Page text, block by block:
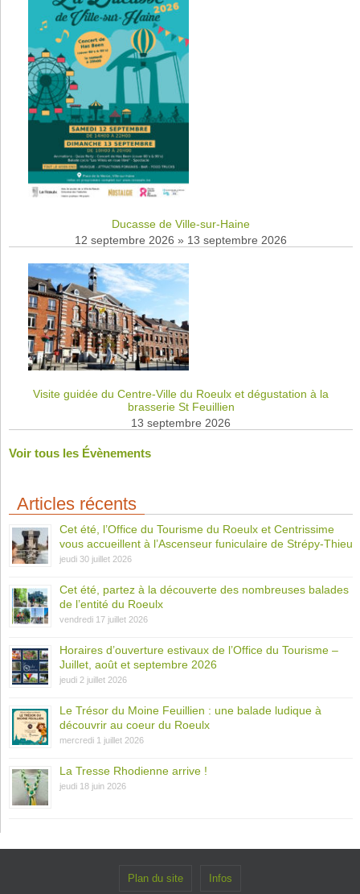
Ducasse de Ville-sur-Haine
12 septembre 2026 » 13 septembre 2026
Visite guidée du Centre-Ville du Roeulx et dégustation à la
brasserie St Feuillien
13 septembre 2026
Voir tous les Évènements
Articles récents
Cet été, l’Office du Tourisme du Roeulx et Centrissime
vous accueillent à l’Ascenseur funiculaire de Strépy-Thieu
jeudi 30 juillet 2026
Cet été, partez à la découverte des nombreuses balades
de l’entité du Roeulx
vendredi 17 juillet 2026
Horaires d’ouverture estivaux de l’Office du Tourisme –
Juillet, août et septembre 2026
jeudi 2 juillet 2026
Le Trésor du Moine Feuillien : une balade ludique à
découvrir au coeur du Roeulx
mercredi 1 juillet 2026
La Tresse Rhodienne arrive !
jeudi 18 juin 2026
Plan du site Infos